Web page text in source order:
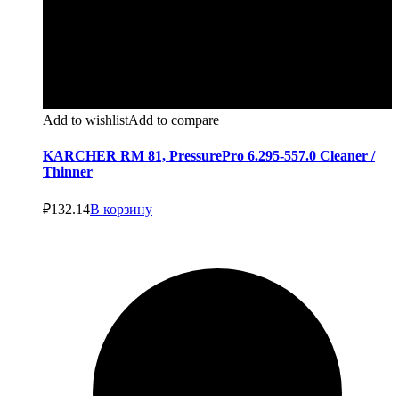
Add to wishlistAdd to compare
KARCHER RM 81, PressurePro 6.295-557.0 Cleaner /
Thinner
₽132.14В корзину